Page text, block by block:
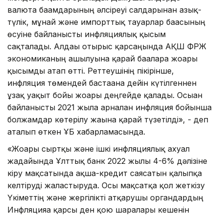
валюта бағамдарының әлсіреуі салдарынан азық-
түлік, мұнай және импорттық тауарлар бағасының
өсуіне байланысты инфляциялық қысым
сақталады. Алдағы отырыс қарсаңында АҚШ ФРЖ
экономиканың ашылуына қарай бағаларға жоғары
қысымды атап өтті. Реттеушінің пікірінше,
инфляция төмендей бастағанға дейін күтілгеннен
ұзақ уақыт бойы жоғары деңгейде қалады. Осыған
байланысты 2021 жылға арналған инфляция бойынша
болжамдар көтерілу жағына қарай түзетілді», - деп
аталып өткен ҰБ хабарламасында.
«Жоғары сыртқы және ішкі инфляциялық ахуал
жағдайында Ұлттық банк 2022 жылы 4-6% дәлізіне
кіру мақсатында ақша-кредит саясатын қалыпқа
келтіруді жалғастыруда. Осы мақсатқа қол жеткізу
Үкіметтің және жергілікті атқарушы органдардың
Инфляцияға қарсы ден қою шаралары кешенін